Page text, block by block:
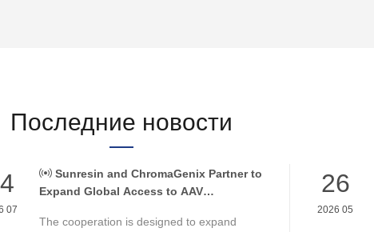
Последние новости
07
Sunresin and ChromaGenix Partner to
Expand Global Access to AAV
The cooperation is designed to expand
26
2026 05